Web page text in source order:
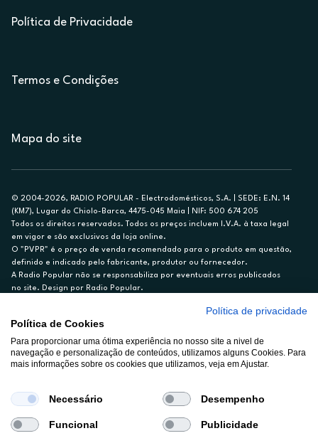
Política de Privacidade
Termos e Condições
Mapa do site
© 2004-2026, RADIO POPULAR - Electrodomésticos, S.A. | SEDE: E.N. 14
(KM7), Lugar do Chiolo-Barca, 4475-045 Maia | NIF: 500 674 205
Todos os direitos reservados. Todos os preços incluem I.V.A. à taxa legal
em vigor e são exclusivos da loja online.
O "PVPR" é o preço de venda recomendado para o produto em questão,
definido e indicado pelo fabricante, produtor ou fornecedor.
A Radio Popular não se responsabiliza por eventuais erros publicados
no site. Design por Radio Popular.
Ex. para limite de crédito de €1.500, reembolsado em 12 meses, TAN
14,79%.
Crédito sujeito a aprovação pelo Cetelem, marca BNP Paribas Personal
Finance, S.A., Sucursal em Portugal. Informe-se no 21 721 90 00 (dias
A Rádio Popular – Eletrodomésticos S.A. (Registo BdP848) atua como
intermediário de crédito a título acessório e com exclusividade (registo
BdP 2314.)
Política de privacidade
Política de Cookies
Para proporcionar uma ótima experiência no nosso site a nivel de
navegação e personalização de conteúdos, utilizamos alguns Cookies. Para
mais informações sobre os cookies que utilizamos, veja em Ajustar.
Necessário Desempenho
Funcional Publicidade